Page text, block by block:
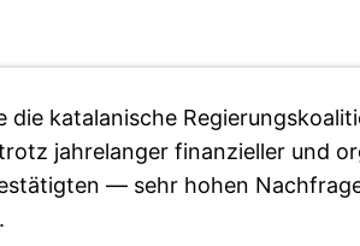
katalanische
jahrelanger finanzieller und
— sehr hohen